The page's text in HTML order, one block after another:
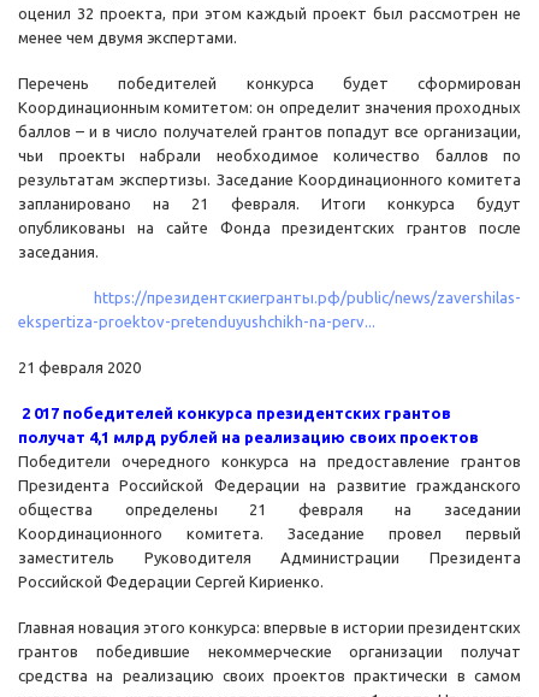
оценил 32 проекта, при этом каждый проект был рассмотрен не
менее чем двумя экспертами.
Перечень победителей конкурса будет сформирован
Координационным комитетом: он определит значения проходных
баллов – и в число получателей грантов попадут все организации,
чьи проекты набрали необходимое количество баллов по
результатам экспертизы. Заседание Координационного комитета
запланировано на 21 февраля. Итоги конкурса будут
опубликованы на сайте Фонда президентских грантов после
заседания.
https://президентскиегранты.рф/public/news/zavershilas-
ekspertiza-proektov-pretenduyushchikh-na-perv...
21 февраля 2020
2 017 победителей конкурса президентских грантов
получат 4,1 млрд рублей на реализацию своих проектов
Победители очередного конкурса на предоставление грантов
Президента Российской Федерации на развитие гражданского
общества определены 21 февраля на заседании
Координационного комитета. Заседание провел первый
заместитель Руководителя Администрации Президента
Российской Федерации Сергей Кириенко.
Главная новация этого конкурса: впервые в истории президентских
грантов победившие некоммерческие организации получат
средства на реализацию своих проектов практически в самом